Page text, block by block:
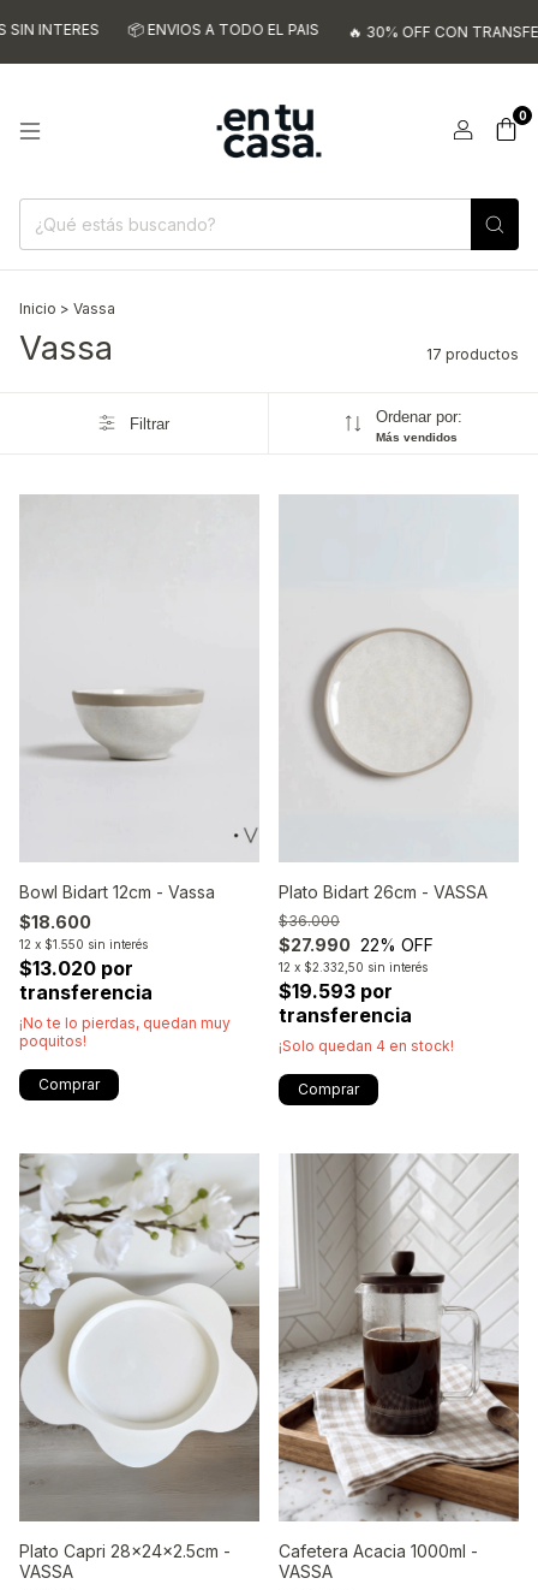
📦 ENVIOS A TODO EL PAIS 🔥 30% OFF CON TRANSFERENCIA
0
Inicio > Vassa
Vassa 17 productos
Filtrar Ordenar por:
Más vendidos
Bowl Bidart 12cm - Vassa
$18.600
12 x $1.550 sin interés
$13.020 por
transferencia
¡No te lo pierdas, quedan muy
poquitos!
Plato Bidart 26cm - VASSA
$27.990
$36.000
22% OFF
12 x $2.332,50 sin interés
$19.593 por
transferencia
¡Solo quedan 4 en stock!
Plato Capri 28x24x2.5cm -
VASSA
Cafetera Acacia 1000ml -
VASSA